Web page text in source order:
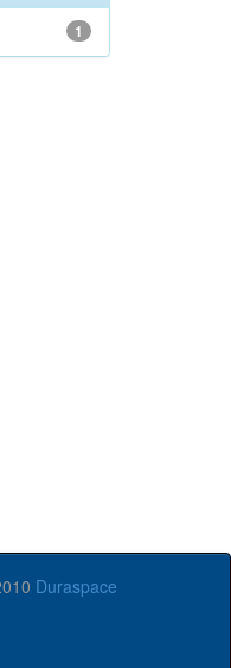
1
Duraspace